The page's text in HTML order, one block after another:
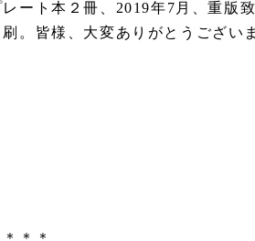
ート本２冊、2019年7月、重版致
刷。皆様、大変ありがとうござい